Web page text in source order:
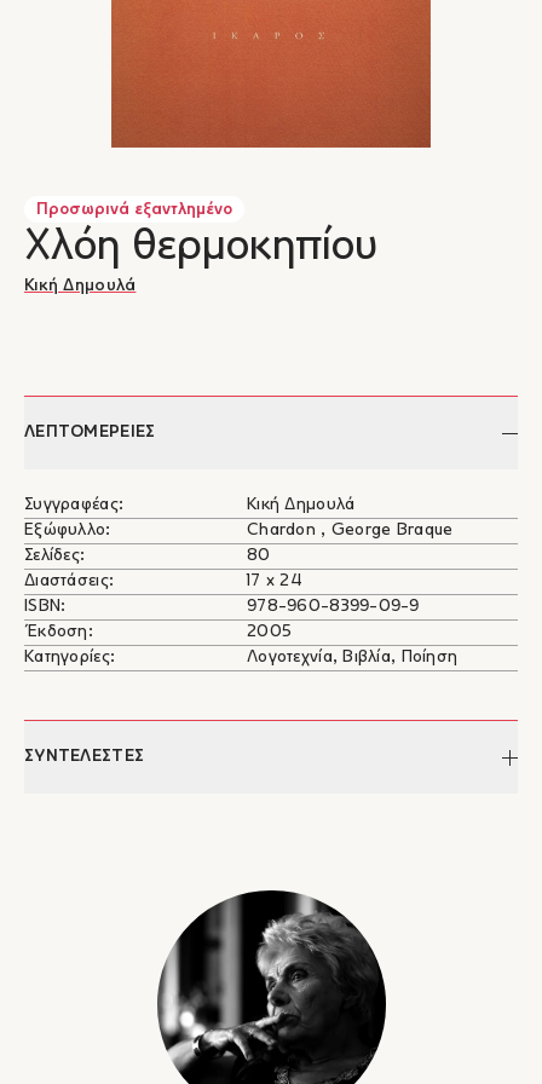
Προσωρινά εξαντλημένο
Χλόη θερμοκηπίου
Κική Δημουλά
ΛΕΠΤΟΜΕΡΕΙΕΣ
Συγγραφέας:
Κική Δημουλά
Εξώφυλλο:
Chardon , George Braque
Σελίδες:
80
Διαστάσεις:
17 x 24
ISBN:
978-960-8399-09-9
Έκδοση:
2005
Κατηγορίες:
Λογοτεχνία, Βιβλία, Ποίηση
ΣΥΝΤΕΛΕΣΤΕΣ
της Ελλάδος επί 25 χρόνια. Το 2002 εξελέγη τακτικό μέλος της
Το 1964 απέσπασε εύφημη μνεία από την Ομάδα των Δώδεκα
για τη συλλογή Επί τα ίχνη. Το 1972 τιμήθηκε με το Β' Κρατικό
Βραβείο Ποίησης για τη συλλογήΤο λίγο του κόσμου
το Α΄ Κρατικό Βραβείο Ποίησης για τη συλλογή
το 1995 με το Βραβείο Ουράνη της Ακαδημίας Αθηνών για τη
Η εφηβεία της λήθης . Το 2001 της απονεμήθηκε το